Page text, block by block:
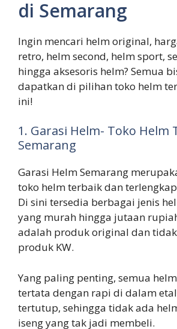
di Semarang
Ingin mencari helm original,
retro, helm second, helm sport,
hingga aksesoris helm? Semua
dapatkan di pilihan toko helm
ini!
1. Garasi Helm- Toko Helm
Semarang
Garasi Helm Semarang
toko helm terbaik dan
Di sini tersedia berbagai jenis
yang murah hingga jutaan
adalah produk original dan
produk KW.
Yang paling penting, semua
tertata dengan rapi di dalam
tertutup, sehingga tidak ada
iseng yang tak jadi membeli.